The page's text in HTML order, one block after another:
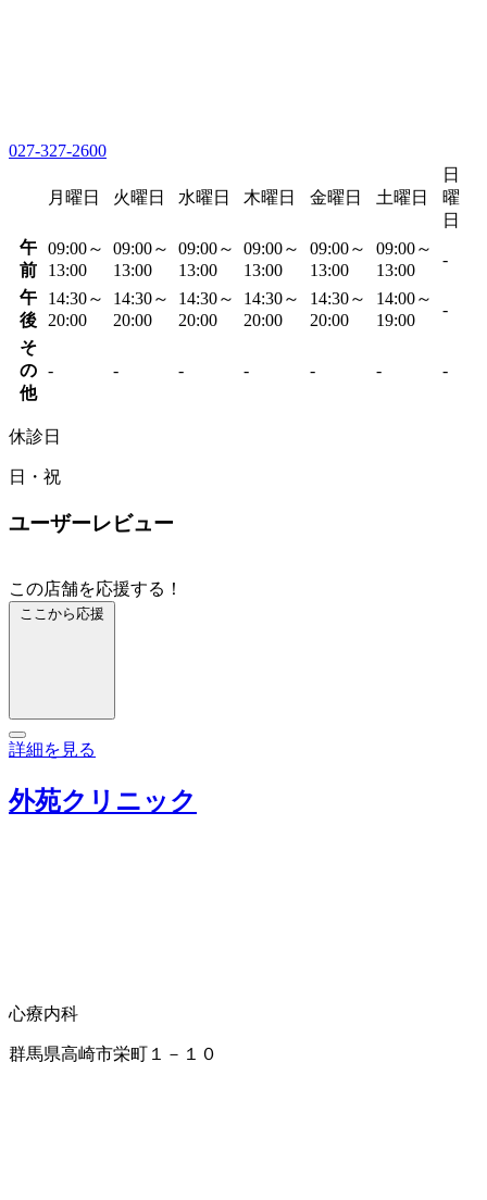
027-327-2600
月曜日 火曜日 水曜日 木曜日 金曜日 土曜日
日
曜
日
午
前
09:00～
13:00
09:00～
13:00
09:00～
13:00
09:00～
13:00
09:00～
13:00
09:00～
13:00
-
午
後
14:30～
20:00
14:30～
20:00
14:30～
20:00
14:30～
20:00
14:30～
20:00
14:00～
19:00
-
そ
の
他
- - - - - - -
休診日
日・祝
ユーザーレビュー
この店舗を応援する！
ここから応援
詳細を見る
外苑クリニック
心療内科
群馬県高崎市栄町１－１０